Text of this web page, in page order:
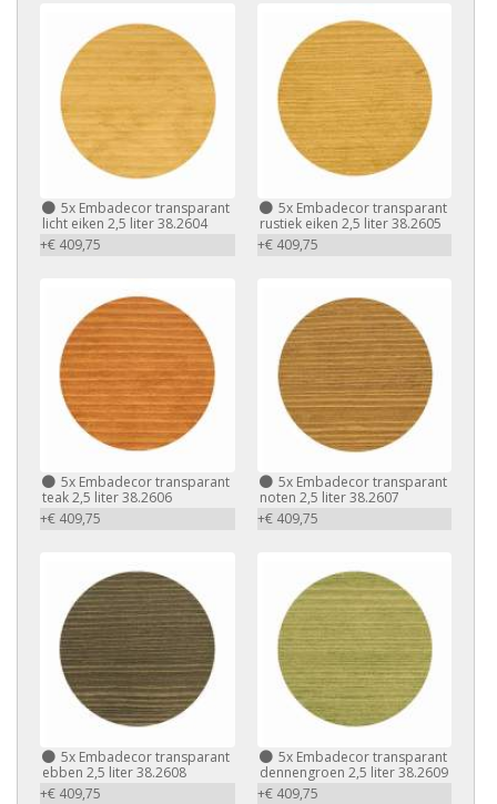
5x Embadecor transparant
licht eiken 2,5 liter 38.2604
+€ 409,75
5x Embadecor transparant
rustiek eiken 2,5 liter 38.2605
+€ 409,75
5x Embadecor transparant
teak 2,5 liter 38.2606
+€ 409,75
5x Embadecor transparant
noten 2,5 liter 38.2607
+€ 409,75
5x Embadecor transparant
ebben 2,5 liter 38.2608
+€ 409,75
5x Embadecor transparant
dennengroen 2,5 liter 38.2609
+€ 409,75